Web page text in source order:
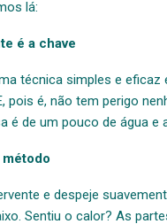
lá:
é a chave
técnica simples e eficaz
pois é, não tem perigo
é de um pouco de água e
e despeje
Sentiu o calor? As